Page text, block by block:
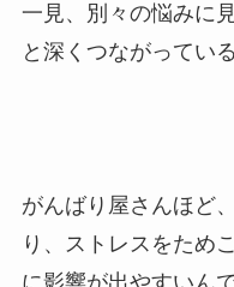
一見、別々の悩みに
と深くつながってい
がんばり屋さんほど
り、ストレスをため